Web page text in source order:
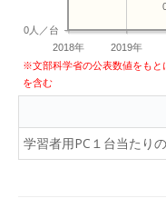
2018年 2019年
0人／台
※文部科学省の公表数値をもと
を含む
学習者用PC１台当たり